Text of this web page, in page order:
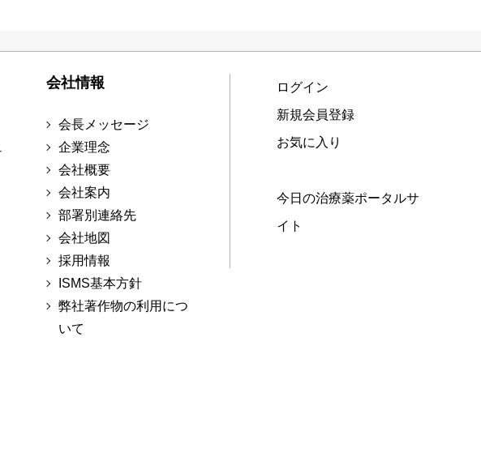
会社情報
会長メッセージ
企業理念
会社概要
会社案内
部署別連絡先
会社地図
採用情報
ISMS基本方針
弊社著作物の利用につ
いて
ログイン
新規会員登録
お気に入り
今日の治療薬ポータルサ
イト